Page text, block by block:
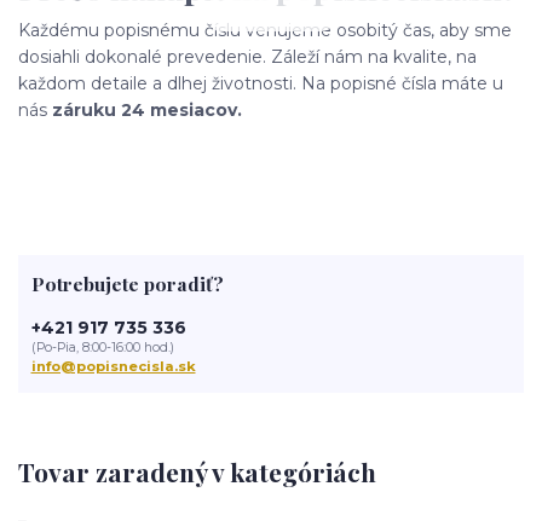
Každému popisnému číslu venujeme osobitý čas, aby sme
dosiahli dokonalé prevedenie. Záleží nám na kvalite, na
každom detaile a dlhej životnosti. Na popisné čísla máte u
nás záruku 24 mesiacov.
Tovar zaradený v kategóriách
Potrebujete poradiť?
+421 917 735 336
(Po-Pia, 8:00-16:00 hod.)
info@popisnecisla.sk